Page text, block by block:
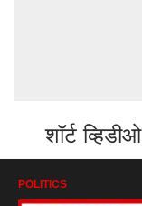
शॉर्ट व्हिडीओ
POLITICS